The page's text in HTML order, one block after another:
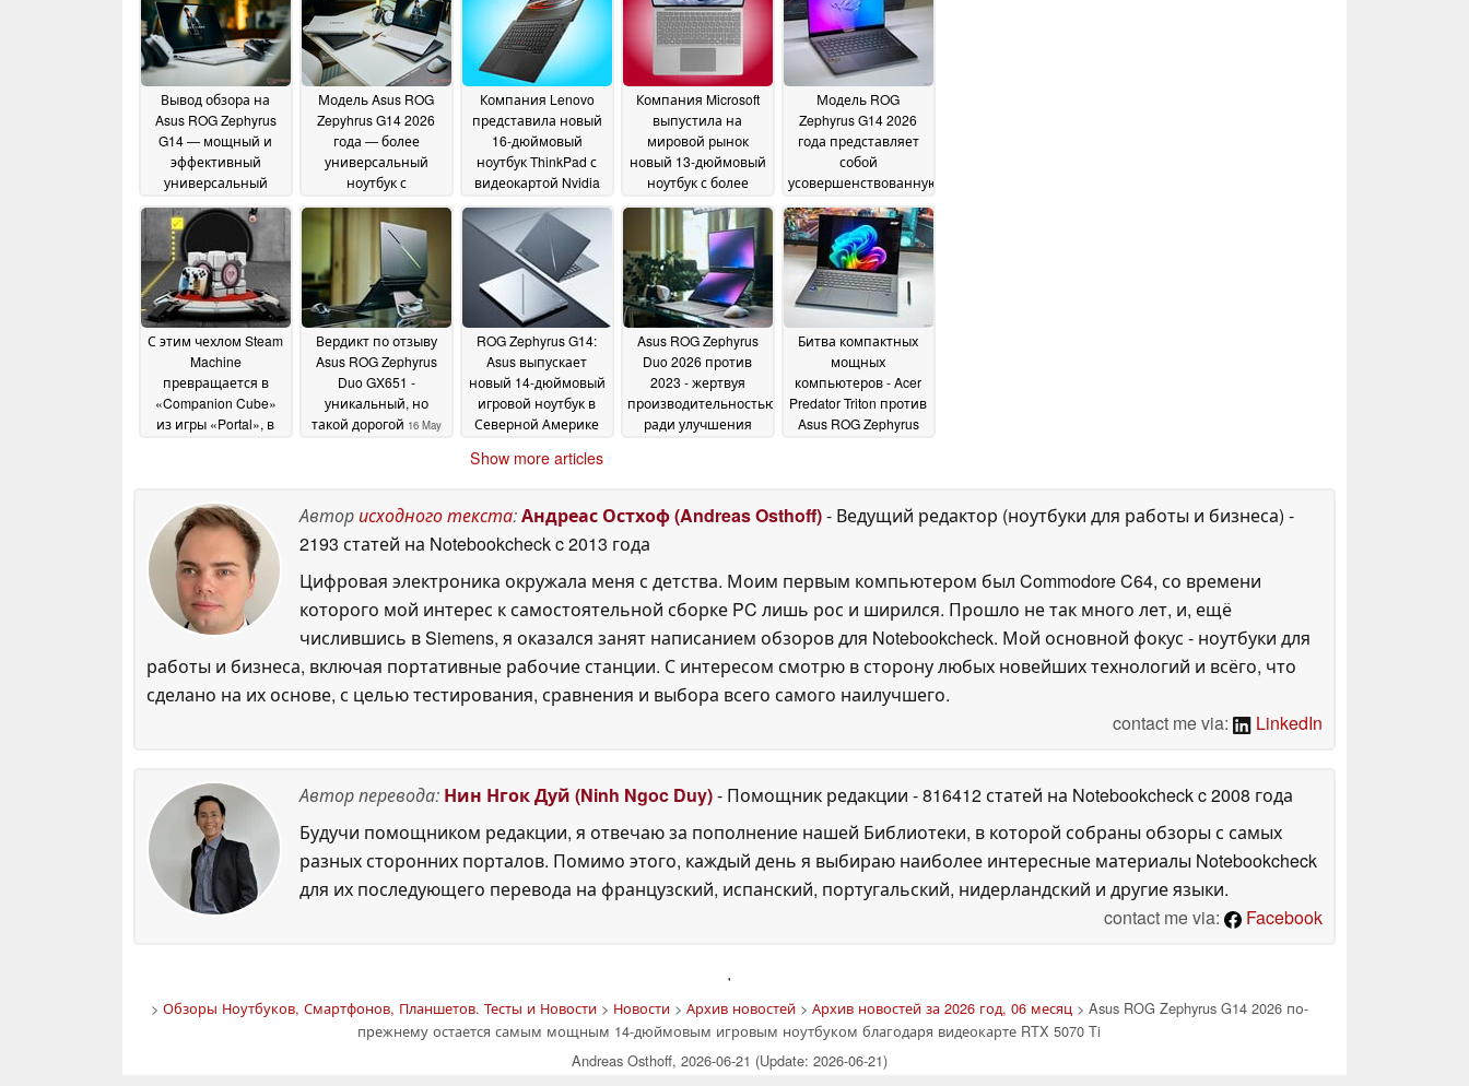
Вывод обзора на
Asus ROG Zephyrus
G14 — мощный и
эффективный
универсальный
10 July 2026
Модель Asus ROG
Zepyhrus G14 2026
года — более
универсальный
ноутбук с
Panther Lake29 June
2026
Компания Lenovo
представила новый
16-дюймовый
ноутбук ThinkPad с
видеокартой Nvidia
объемом 12 ГБ и 64
ГБ оперативной
памяти LPCAMM225
June 2026
Компания Microsoft
выпустила на
мировой рынок
новый 13-дюймовый
ноутбук с более
ценой 24 June 2026
Модель ROG
Zephyrus G14 2026
года представляет
собой
усовершенствованную
модель 2025 года,
которая стоит на 600
долларов дешевле,
по-прежнему
остается очень
хорошим выбором23
June 2026
С этим чехлом Steam
Machine
превращается в
«Companion Cube»
из игры «Portal», в
2026
Вердикт по отзыву
Asus ROG Zephyrus
Duo GX651 -
уникальный, но
такой дорогой 16 May
ROG Zephyrus G14:
Asus выпускает
новый 14-дюймовый
игровой ноутбук в
Северной Америке
508015 May 2026
Asus ROG Zephyrus
Duo 2026 против
2023 - жертвуя
производительностью
ради улучшения
Битва компактных
мощных
компьютеров - Acer
Predator Triton против
Asus ROG Zephyrus
Show more articles
Авторисходного текста:Андреас Остхоф (Andreas Osthoff)- Ведущий редактор (ноутбуки для работы и бизнеса) -
2193 статей на Notebookcheckc 2013 года
Цифровая электроника окружала меня с детства. Моим первым компьютером был Commodore C64, со времени
которого мой интерес к самостоятельной сборке PC лишь рос и ширился. Прошло не так много лет, и, ещё
числившись в Siemens, я оказался занят написанием обзоров для Notebookcheck. Мой основной фокус - ноутбуки для
работы и бизнеса, включая портативные рабочие станции. С интересом смотрю в сторону любых новейших технологий и всёго, что
сделано на их основе, с целью тестирования, сравнения и выбора всего самого наилучшего.
contact me via:
LinkedIn
Автор перевода: Нин Нгок Дуй (Ninh Ngoc Duy)- Помощник редакции - 816412 статей на Notebookcheckc 2008 года
Будучи помощником редакции, я отвечаю за пополнение нашей Библиотеки, в которой собраны обзоры с самых
разных сторонних порталов. Помимо этого, каждый день я выбираю наиболее интересные материалы Notebookcheck
для их последующего перевода на французский, испанский, португальский, нидерландский и другие языки.
contact me via:
Facebook
'
> Обзоры Ноутбуков, Смартфонов, Планшетов. Тесты и Новости> Новости> Архив новостей> Архив новостей за 2026 год, 06 месяц > Asus ROG Zephyrus G14 2026 по-
прежнему остается самым мощным 14-дюймовым игровым ноутбуком благодаря видеокарте RTX 5070 Ti
Andreas Osthoff, 2026-06-21 (Update: 2026-06-21)